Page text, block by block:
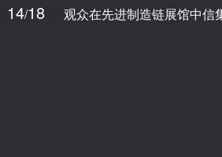
14/18 观众在先进制造链展馆中信